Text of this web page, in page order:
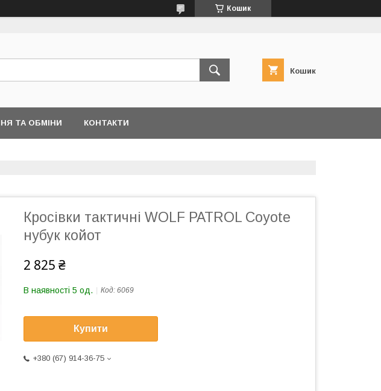
Кошик
Кошик
ТА ОБМІНИ КОНТАКТИ
Кросівки тактичні WOLF PATROL Coyote
нубук койот
2 825 ₴
В наявності 5 од. Код: 6069
Купити
+380 (67) 914-36-75